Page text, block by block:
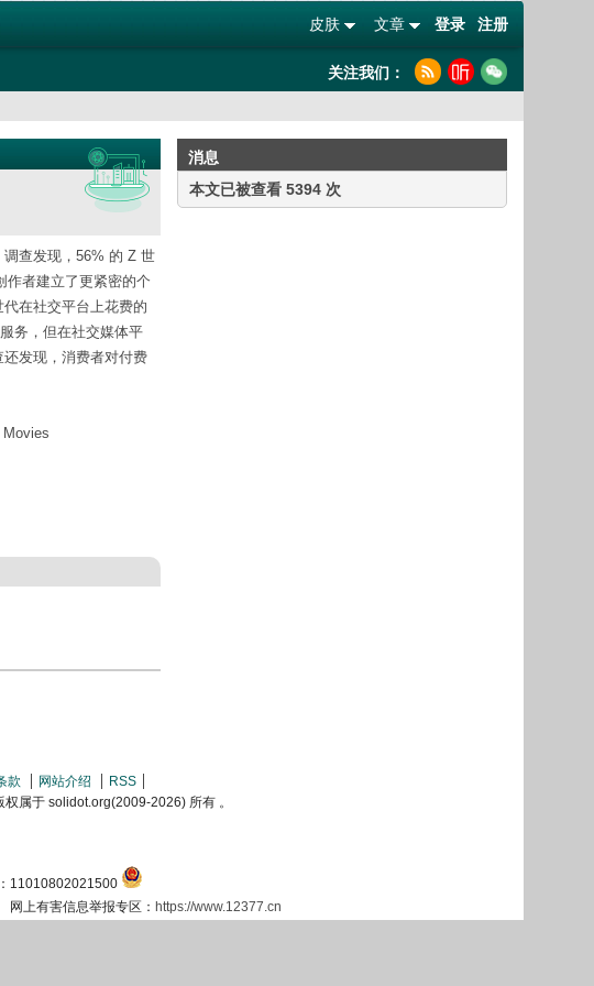
登录 注册
文章
皮肤
关注我们：
消息
本文已被查看 5394 次
查发现，56% 的 Z 世
作者建立了更紧密的个
在社交平台上花费的
务，但在社交媒体平
发现，消费者对付费
Movies
款 网站介绍
RSS
权属于 solidot.org(2009-2026) 所有 。
11010802021500
上有害信息举报专区： https://www.12377.cn